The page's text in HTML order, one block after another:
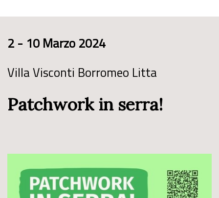
2 - 10 Marzo 2024
Villa Visconti Borromeo Litta
Patchwork in serra!